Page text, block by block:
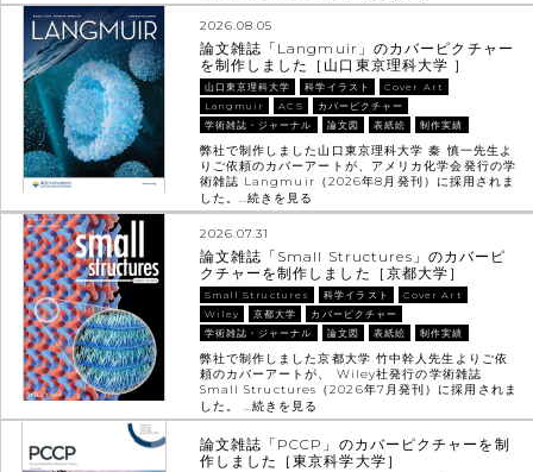
2026.08.05
論文雑誌「Langmuir」のカバーピクチャー
を制作しました［山口東京理科大学 ］
山口東京理科大学 科学イラスト
Cover Art
Langmuir
ACS
カバーピクチャー
学術雑誌・ジャーナル
論文図 表紙絵 制作実績
弊社で制作しました山口東京理科大学 秦 慎一先生よ
りご依頼のカバーアートが、アメリカ化学会発行の学
術雑誌 Langmuir（2026年8月発刊）に採用されま
した。…続きを見る
2026.07.31
論文雑誌「Small Structures」のカバーピ
クチャーを制作しました［京都大学］
Small Structures 科学イラスト
Cover Art
Wiley
京都大学
カバーピクチャー
学術雑誌・ジャーナル
論文図 表紙絵 制作実績
弊社で制作しました京都大学 竹中幹人先生よりご依
頼のカバーアートが、 Wiley社発行の学術雑誌
Small Structures（2026年7月発刊）に採用されま
した。 …続きを見る
論文雑誌「PCCP」のカバーピクチャーを制
作しました［東京科学大学］